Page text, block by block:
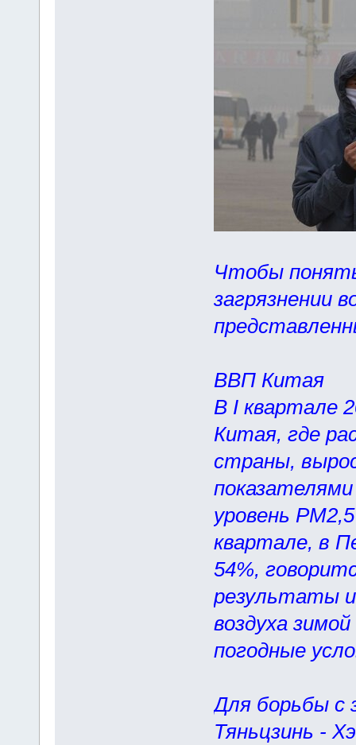
Чтобы
загрязнении
ВВП Китая
В I квартале
Китая, где
страны,
уровень
квартале, в
54%,
результаты
воздуха
погодные
Для борьбы с
Тяньцзинь -